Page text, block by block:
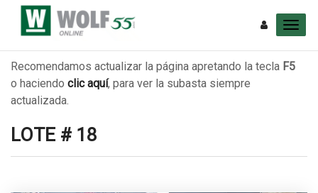
Recomendamos actualizar la página apretando la tecla F5
o haciendo clic aquí, para ver la subasta siempre
actualizada.
LOTE # 18